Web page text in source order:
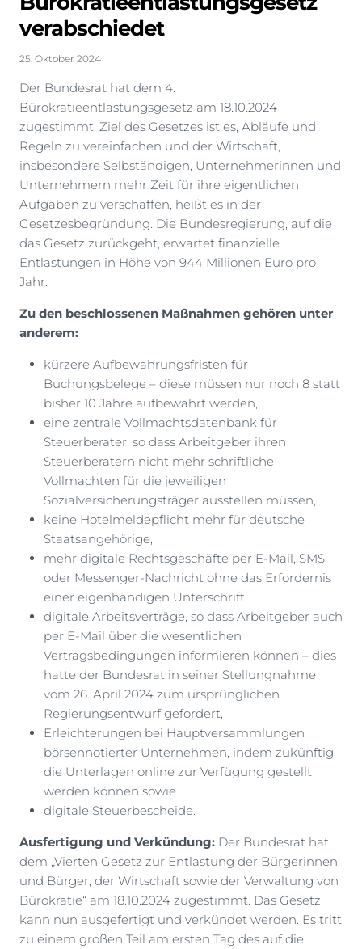
verabschiedet
25. Oktober 2024
Der Bundesrat hat dem 4.
Bürokratieentlastungsgesetz am 18.10.2024
zugestimmt. Ziel des Gesetzes ist es, Abläufe und
Regeln zu vereinfachen und der Wirtschaft,
insbesondere Selbständigen, Unternehmerinnen und
Unternehmern mehr Zeit für ihre eigentlichen
Aufgaben zu verschaffen, heißt es in der
Gesetzesbegründung. Die Bundesregierung, auf die
das Gesetz zurückgeht, erwartet finanzielle
Entlastungen in Höhe von 944 Millionen Euro pro
Jahr.
Zu den beschlossenen Maßnahmen gehören unter
anderem:
kürzere Aufbewahrungsfristen für
Buchungsbelege – diese müssen nur noch 8 statt
bisher 10 Jahre aufbewahrt werden,
eine zentrale Vollmachtsdatenbank für
Steuerberater, so dass Arbeitgeber ihren
Steuerberatern nicht mehr schriftliche
Vollmachten für die jeweiligen
Sozialversicherungsträger ausstellen müssen,
keine Hotelmeldepflicht mehr für deutsche
Staatsangehörige,
mehr digitale Rechtsgeschäfte per E-Mail, SMS
oder Messenger-Nachricht ohne das Erfordernis
einer eigenhändigen Unterschrift,
digitale Arbeitsverträge, so dass Arbeitgeber auch
per E-Mail über die wesentlichen
Vertragsbedingungen informieren können – dies
hatte der Bundesrat in seiner Stellungnahme
vom 26. April 2024 zum ursprünglichen
Regierungsentwurf gefordert,
Erleichterungen bei Hauptversammlungen
börsennotierter Unternehmen, indem zukünftig
die Unterlagen online zur Verfügung gestellt
werden können sowie
digitale Steuerbescheide.
Ausfertigung und Verkündung: Der Bundesrat hat
dem „Vierten Gesetz zur Entlastung der Bürgerinnen
und Bürger, der Wirtschaft sowie der Verwaltung von
Bürokratie“ am 18.10.2024 zugestimmt. Das Gesetz
kann nun ausgefertigt und verkündet werden. Es tritt
zu einem großen Teil am ersten Tag des auf die